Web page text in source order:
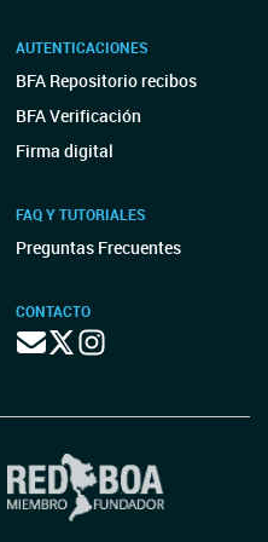
AUTENTICACIONES
BFA Repositorio recibos
BFA Verificación
Firma digital
FAQ Y TUTORIALES
Preguntas Frecuentes
CONTACTO